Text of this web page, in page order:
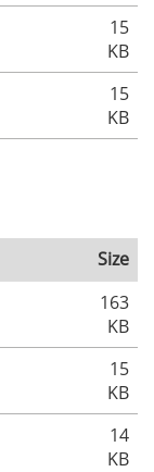
15
KB
15
KB
Size
163
KB
15
KB
14
KB